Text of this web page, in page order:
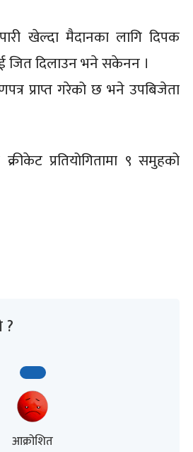
खेल्दा मैदानका लागि दिपक
जित दिलाउन भने सकेनन ।
प्राप्त गरेको छ भने उपबिजेता
प्रतियोगितामा ९ समुहको
?
आक्रोशित